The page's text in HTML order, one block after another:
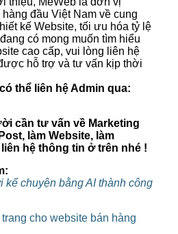
đầu Việt Nam về cung
kế Website, tối ưu hóa tỷ lệ
có mong muốn tìm hiểu
cao cấp, vui lòng liên hệ
hỗ trợ và tư vấn kịp thời
thể liên hệ Admin qua:
cần tư vấn về Marketing
làm Website, làm
hệ thông tin ở trên nhé !
kể chuyện bằng AI thành công
cho website bán hàng